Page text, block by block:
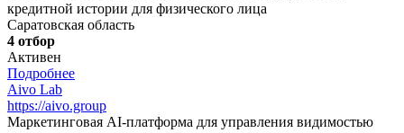
кредитной истории для физического лица
Саратовская область
4 отбор
Активен
Подробнее
Aivo Lab
https://aivo.group
Маркетинговая AI-платформа для управления видимостью